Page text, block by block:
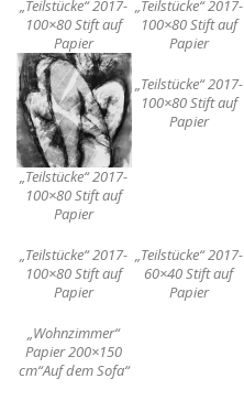
„Teilstücke“ 2017-
100×80 Stift auf
Papier
„Teilstücke“ 2017-
100×80 Stift auf
Papier
„Teilstücke“ 2017-
100×80 Stift auf
Papier
„Teilstücke“ 2017-
100×80 Stift auf
Papier
„Teilstücke“ 2017-
100×80 Stift auf
Papier
„Teilstücke“ 2017-
60×40 Stift auf
Papier
„Wohnzimmer“
Papier 200×150
cm“Auf dem Sofa“